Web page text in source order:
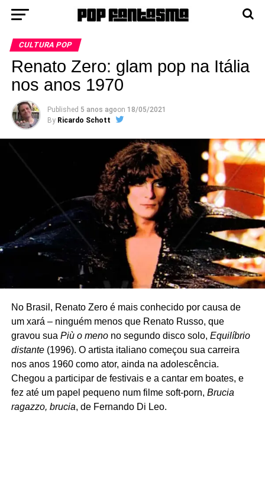
CULTURA POP
Renato Zero: glam pop na Itália
nos anos 1970
Published 5 anos agoon 18/05/2021
By Ricardo Schott
No Brasil, Renato Zero é mais conhecido por causa de
um xará – ninguém menos que Renato Russo, que
gravou sua Più o menono segundo disco solo, Equilíbrio
distante(1996). O artista italiano começou sua carreira
nos anos 1960 como ator, ainda na adolescência.
Chegou a participar de festivais e a cantar em boates, e
fez até um papel pequeno num filme soft-porn, Brucia
ragazzo, brucia, de Fernando Di Leo.